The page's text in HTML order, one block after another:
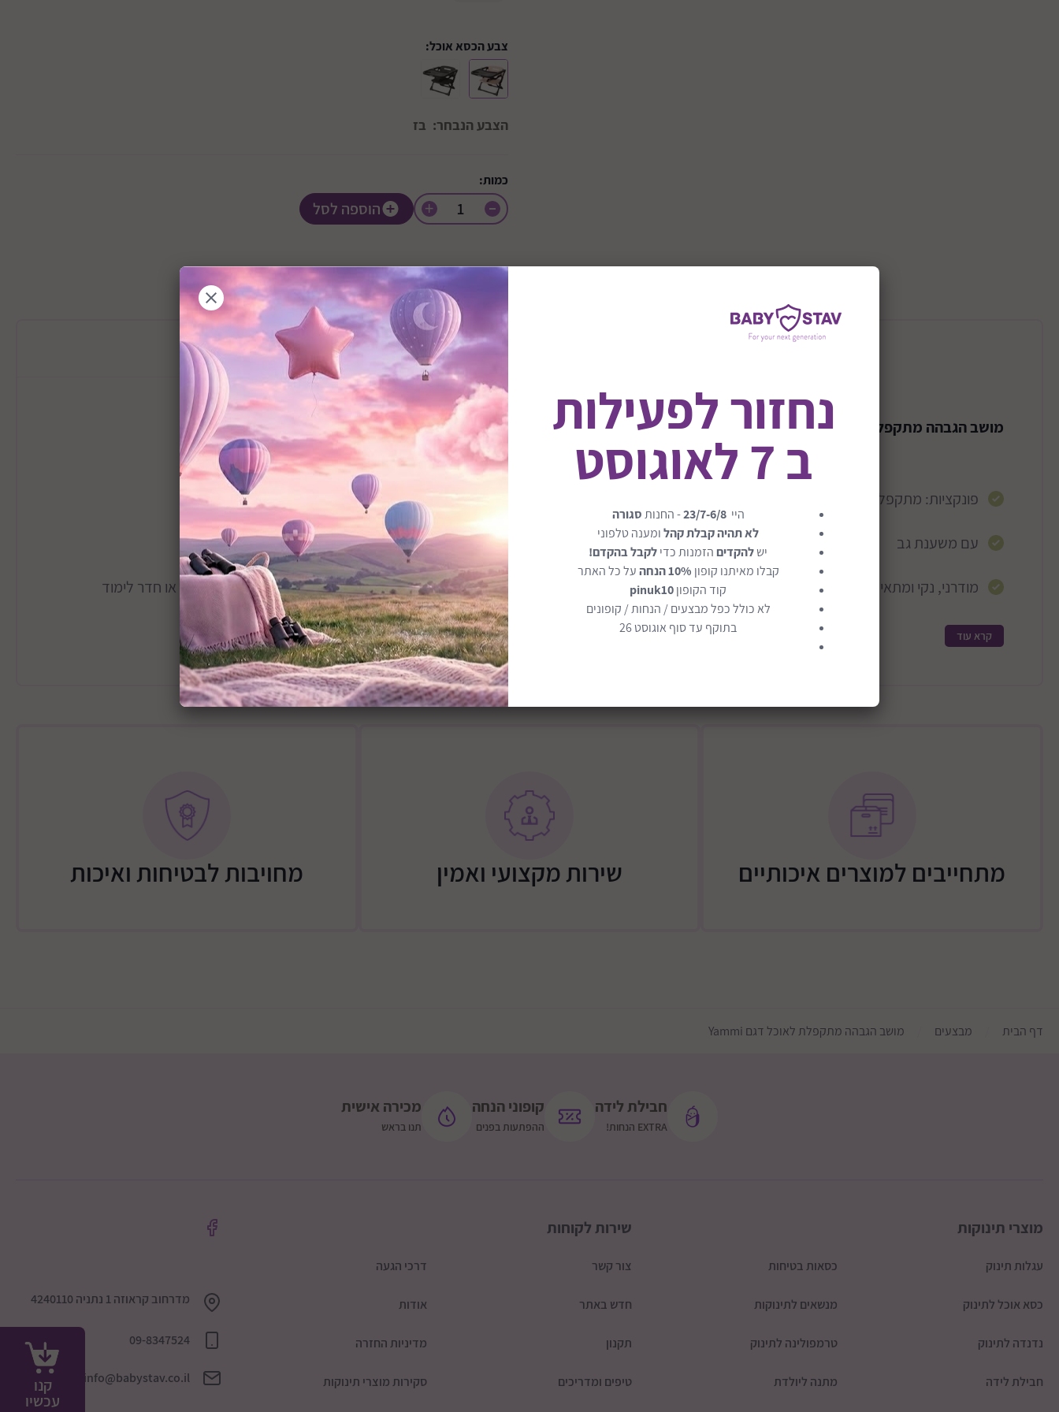
צבע הכסא אוכל:
הצבע הנבחר: בז
כמות:
+ הוספה לסל
קנו
עכשיו
תיאור המוצר מידע כללי
מושב הגבהה מתקפלת לאוכל דגם Yammi
פונקציות: מתקפל, ידידותי לסביבה, עמיד וקל לנשיאה מתאים לגילאי 6–36 חודשים
עם משענת גב עשוי פלסטיק איכותי ועמיד
מודרני, נקי ומתאים לכל סגנון ביתי מתאים לשימוש בסלון, חדר שינה, מטבח, פארק, פינת אוכל או חדר לימוד
קל לקחת לבית של הסבא/סבתא פרקטי לטיולים קרא עוד
מתחייבים למוצרים איכותיים שירות מקצועי ואמין מחויבות לבטיחות ואיכות
דף הבית מבצעים מושב הגבהה מתקפלת לאוכל דגם Yammi
חבילת לידה
EXTRA הנחות!
קופוני הנחה
ההפתעות בפנים
מכירה אישית
תנו בראש
מוצרי תינוקות
עגלות תינוק כסאות בטיחות
כסא אוכל לתינוק מנשאים לתינוקות
נדנדה לתינוק טרמפולינה לתינוק
חבילת לידה מתנה ליולדת
שירות לקוחות
צור קשר דרכי הגעה
חדש באתר אודות
תקנון מדיניות החזרה
טיפים ומדריכים סקירות מוצרי תינוקות
מדרחוב קראוזה 1 נתניה 4240110
09-8347524
info@babystav.co.il
נחזור לפעילות
ב 7 לאוגוסט
היי23/7-6/8- החנותסגורה
לא תהיה קבלת קהלומענה טלפוני
ישלהקדיםהזמנות כדילקבל בהקדם!
קבלו מאיתנו קופון 10% הנחה
על כל האתר
קוד הקופוןpinuk10
לא כולל כפל מבצעים / הנחות / קופונים
בתוקף עד סוף אוגוסט 26